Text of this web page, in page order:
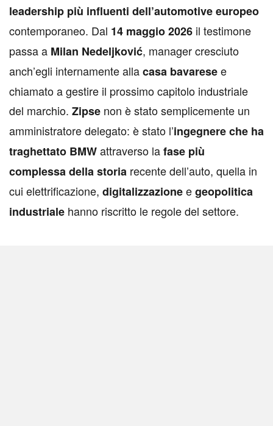
leadership più influenti dell’automotive europeo
contemporaneo. Dal 14 maggio 2026 il testimone
passa a Milan Nedeljković, manager cresciuto
anch’egli internamente allacasa bavaresee
chiamato a gestire il prossimo capitolo industriale
del marchio. Zipse non è stato semplicemente un
amministratore delegato: è stato l’ingegnere che ha
traghettato BMWattraverso lafase più
complessa della storia recente dell’auto, quella in
cui elettrificazione, digitalizzazioneegeopolitica
industriale hanno riscritto le regole del settore.